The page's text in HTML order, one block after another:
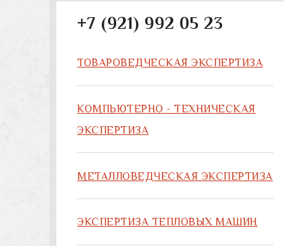
+7 (921) 992 05 23
ТОВАРОВЕДЧЕСКАЯ ЭКСПЕРТИЗА
КОМПЬЮТЕРНО - ТЕХНИЧЕСКАЯ
ЭКСПЕРТИЗА
МЕТАЛЛОВЕДЧЕСКАЯ ЭКСПЕРТИЗА
ЭКСПЕРТИЗА ТЕПЛОВЫХ МАШИН